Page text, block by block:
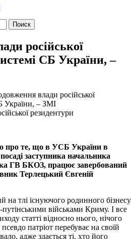
російської
СБ України, –
влади російської
України, – ЗМІ
про те, що в УСБ України в
заступника начальника
ГВ БКОЗ, працює завербований
Терлецький Євгеній
на тлі існуючого родинного бізнесу
військами Криму. І все
статті відносно нього, нічого
патріот перебуває на своїй
адже здається ті, хто його